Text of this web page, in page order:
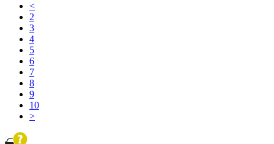
<
2
3
4
5
6
7
8
9
10
>